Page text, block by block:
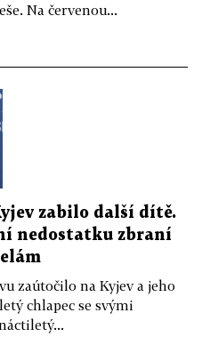
Na červenou...
zabilo další dítě.
nedostatku zbraní
zaútočilo na Kyjev a jeho
chlapec se svými